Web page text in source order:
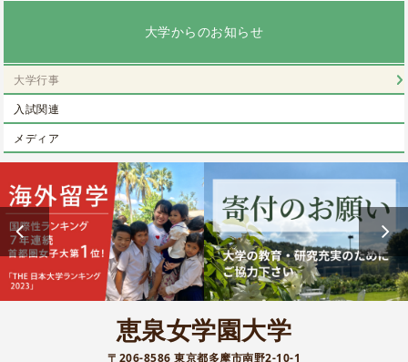
大学からのお知らせ
大学行事
入試関連
メディア
恵泉女学園大学
〒206-8586 東京都多摩市南野2-10-1